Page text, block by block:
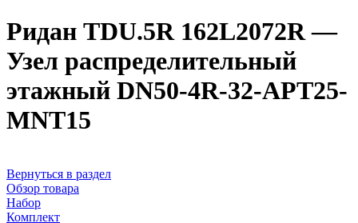
Ридан TDU.5R 162L2072R —
Узел распределительный
этажный DN50-4R-32-APT25-
MNT15
Вернуться в раздел
Обзор товара
Набор
Комплект